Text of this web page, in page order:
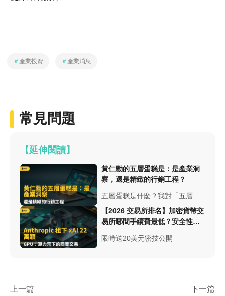
＃ 產業投資 ＃ 產業消息
常見問題
【延伸閱讀】
黃仁勳的五層蛋糕是：是產業洞
察，還是精緻的行銷工程？
五層蛋糕是什麼？我對「五層蛋
糕」的出發點：不是要否定框架
的洞察，而是要把利益衝突放進
閱讀邏輯裡
【2026 交易所排名】加密貨幣交
易所哪間手續費最低？安全性與
限時送20美元密技公開
上一篇
下一篇